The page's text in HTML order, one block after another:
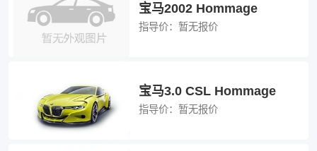
宝马2002 Hommage
指导价： 暂无报价
宝马3.0 CSL Hommage
指导价： 暂无报价